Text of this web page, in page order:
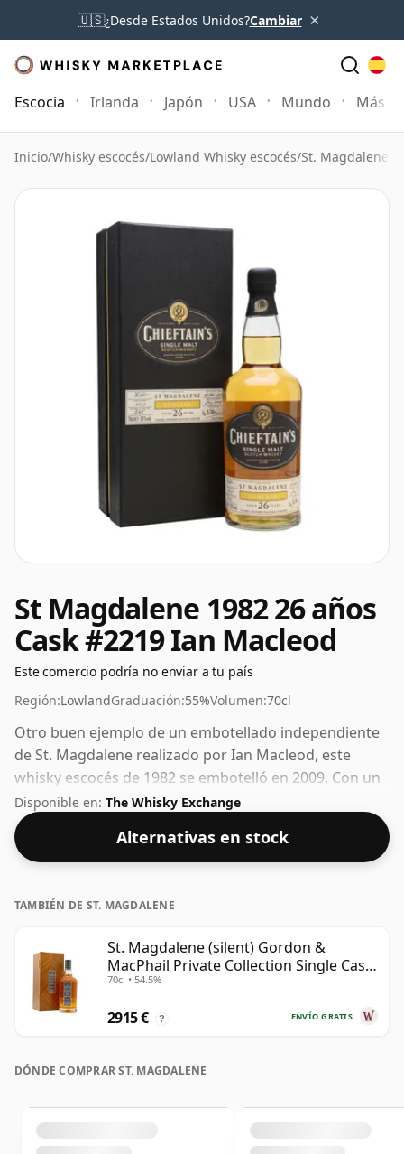
🇺🇸¿Desde Estados Unidos?Cambiar ×
Escocia Irlanda Japón USA Mundo Más
Inicio/Whisky escocés/Lowland Whisky escocés/St. Magdalene
St Magdalene 1982 26 años
Cask #2219 Ian Macleod
Este comercio podría no enviar a tu país
Región:LowlandGraduación:55%Volumen:70cl
Otro buen ejemplo de un embotellado independiente
de St. Magdalene realizado por Ian Macleod, este
whisky escocés de 1982 se embotelló en 2009. Con un
55% ABV, este contenido de alcohol es más que
aceptable. Embotellado en el tamaño estándar de 70
cl.
Disponible en: The Whisky Exchange
Alternativas en stock
TAMBIÉN DE ST. MAGDALENE
St. Magdalene (silent) Gordon &
MacPhail Private Collection Single Cask
# 1982 40 años
70cl • 54.5%
ENVÍO GRATIS
2915 € ?
DÓNDE COMPRAR ST. MAGDALENE